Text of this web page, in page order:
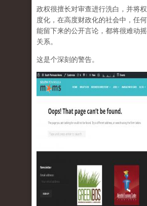
政权很擅长对审查进行洗白，并将
度化，在高度财政化的社会中，任
能留下来的公开言论，都将很难动
关系。
这是个深刻的警告。